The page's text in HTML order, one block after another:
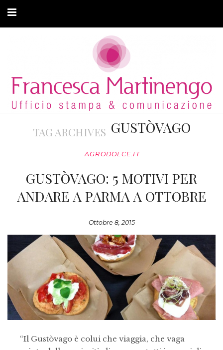
ARTICOLI
MODA ADATTIVA
CONTATTI
TAG ARCHIVES GUSTÒVAGO
AGRODOLCE.IT
GUSTÒVAGO: 5 MOTIVI PER
ANDARE A PARMA A OTTOBRE
Ottobre 8, 2015
“Il Gustòvago è colui che viaggia, che vaga